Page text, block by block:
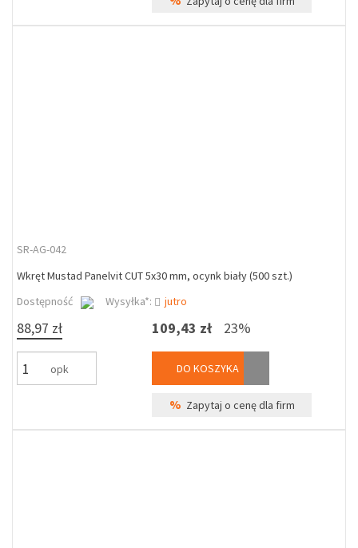
SR-AG-042
Wkręt Mustad Panelvit CUT 5x30 mm, ocynk biały (500 szt.)
Dostępność
Wysyłka*: jutro
88,97 zł
opk
109,43 zł 23%
DO KOSZYKA
% Zapytaj o cenę dla firm